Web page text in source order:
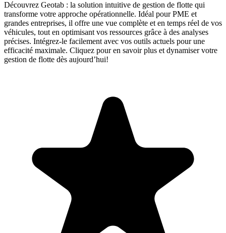
Découvrez Geotab : la solution intuitive de gestion de flotte qui
transforme votre approche opérationnelle. Idéal pour PME et
grandes entreprises, il offre une vue complète et en temps réel de vos
véhicules, tout en optimisant vos ressources grâce à des analyses
précises. Intégrez-le facilement avec vos outils actuels pour une
efficacité maximale. Cliquez pour en savoir plus et dynamiser votre
gestion de flotte dès aujourd’hui!